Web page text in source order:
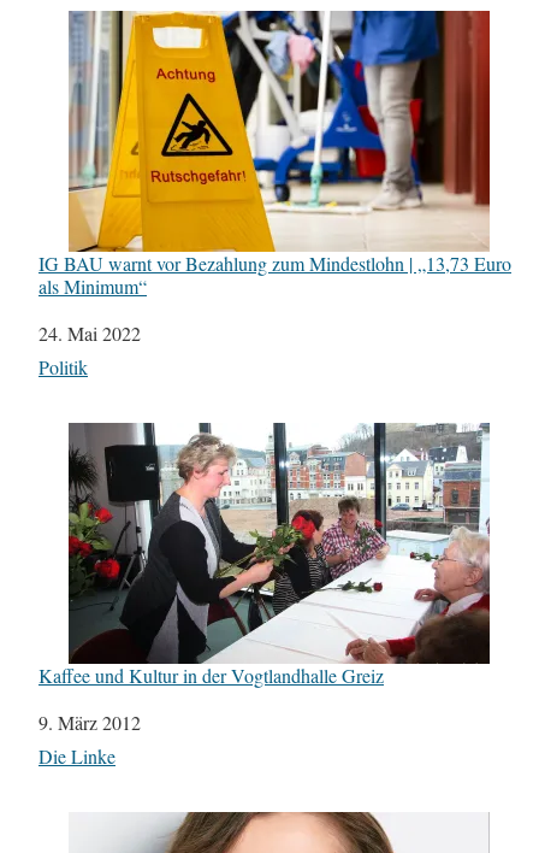
IG BAU warnt vor Bezahlung zum Mindestlohn | „13,73 Euro
als Minimum“
Datum
24. Mai 2022
In Bezug auf
Politik
Kaffee und Kultur in der Vogtlandhalle Greiz
Datum
9. März 2012
In Bezug auf
Die Linke